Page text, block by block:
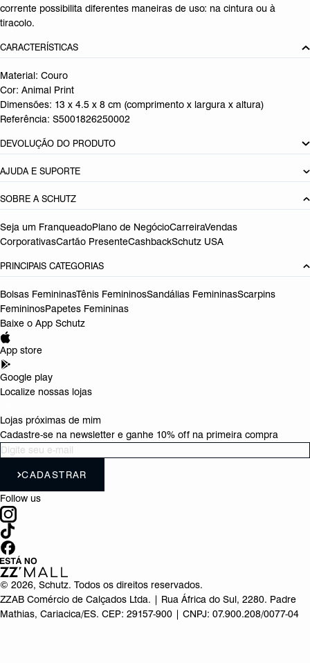
corrente possibilita diferentes maneiras de uso: na cintura ou à
tiracolo.
CARACTERÍSTICAS
Material: Couro
Cor: Animal Print
Dimensões: 13 x 4.5 x 8 cm (comprimento x largura x altura)
Referência: S5001826250002
DEVOLUÇÃO DO PRODUTO
AJUDA E SUPORTE
SOBRE A SCHUTZ
Seja um FranqueadoPlano de NegócioCarreiraVendas
CorporativasCartão PresenteCashbackSchutz USA
PRINCIPAIS CATEGORIAS
Bolsas FemininasTênis FemininosSandálias FemininasScarpins
FemininosPapetes Femininas
Baixe o App Schutz
App store
Google play
Localize nossas lojas
Lojas próximas de mim
Cadastre-se na newsletter e ganhe 10% off na primeira compra
CADASTRAR
Follow us
© 2026, Schutz. Todos os direitos reservados.
ZZAB Comércio de Calçados Ltda. | Rua África do Sul, 2280. Padre
Mathias, Cariacica/ES. CEP: 29157-900 | CNPJ: 07.900.208/0077-04